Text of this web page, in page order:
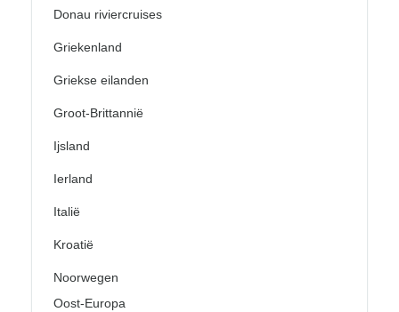
Donau riviercruises
Griekenland
Griekse eilanden
Groot-Brittannië
Ijsland
Ierland
Italië
Kroatië
Noorwegen
Oost-Europa